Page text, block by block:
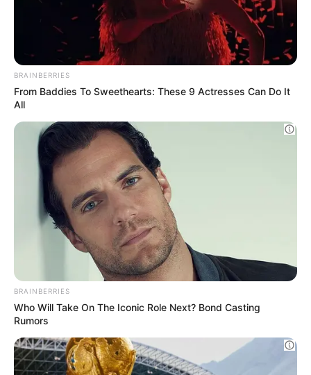
20/09/2024, 18:16
ΑΣΤΥΝΟΜΙΚΆ
Θύμα εκβιασμού έπεσε ανήλικος – Άγνωστος
κοινοποίησε προσωπικές του στιγμές
21/09/2024, 13:19 1 min read
NEWSLETTER
Οι σημαντικότερες ειδήσεις κάθε πρωί.
ΕΓΓΡΑΦΉ
POPULAR TOPICS
Featured Τροχαίο Θεσσαλονίκη Φωτιά
Εύβοια
Κρήτη
Παναθηναϊκά νέα σήμερα
Ληστεία
Κυριάκος Μητσοτάκης
Δολοφονία
Παναθηναϊκός
BRAINBERRIES
From Baddies To Sweethearts: These 9 Actresses Can Do It
All
BRAINBERRIES
Who Will Take On The Iconic Role Next? Bond Casting
Rumors